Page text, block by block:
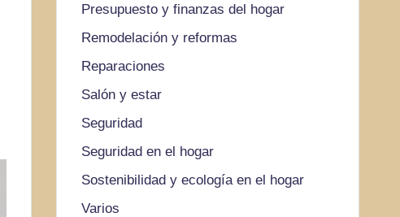
Presupuesto y finanzas del hogar
Remodelación y reformas
Reparaciones
Salón y estar
Seguridad
Seguridad en el hogar
Sostenibilidad y ecología en el hogar
Varios